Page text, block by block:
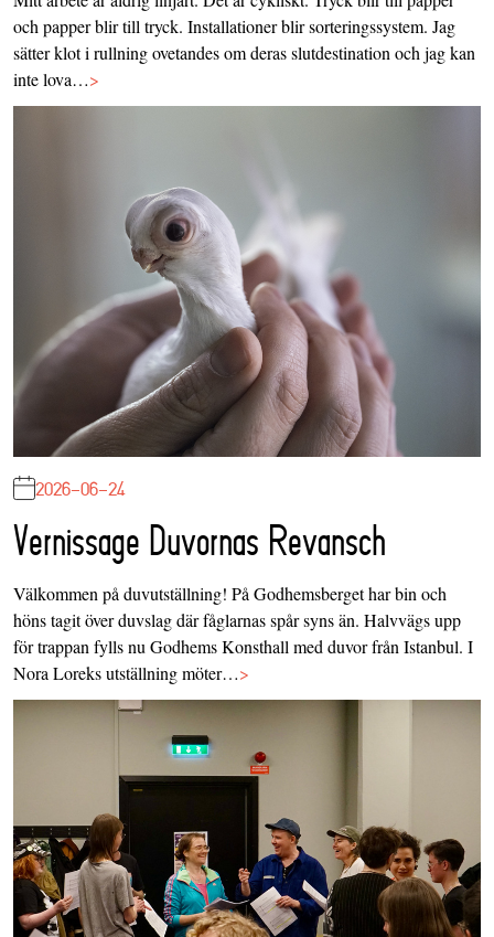
och papper blir till tryck. Installationer blir sorteringssystem. Jag
sätter klot i rullning ovetandes om deras slutdestination och jag kan
inte lova…>
2026-06-24
Vernissage Duvornas Revansch
Välkommen på duvutställning! På Godhemsberget har bin och
höns tagit över duvslag där fåglarnas spår syns än. Halvvägs upp
för trappan fylls nu Godhems Konsthall med duvor från Istanbul. I
Nora Loreks utställning möter…>